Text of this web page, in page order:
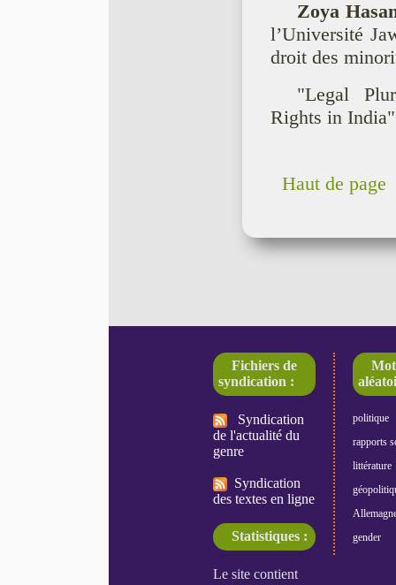
Zoya
l’Université
droit des
"Legal
Rights in India"
Haut de page
Fichiers de
syndication :
Syndication
de l'actualité du
genre
Syndication
des textes en ligne
Statistiques :
politique
rapports
littérature
gender